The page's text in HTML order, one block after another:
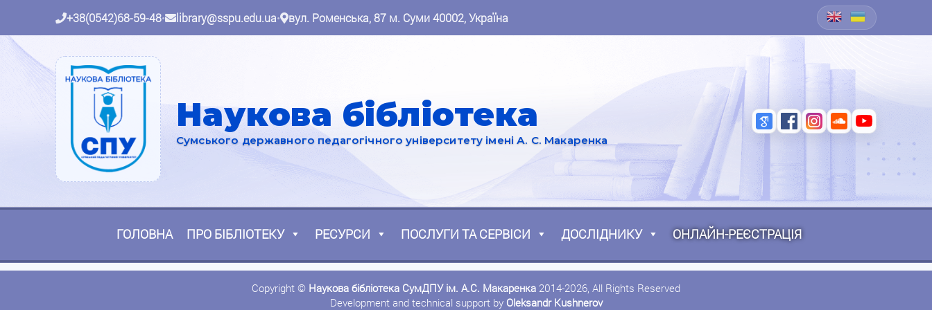
+38(0542)68-59-48• library@sspu.edu.ua• вул. Роменська, 87 м. Суми 40002, Україна
Наукова бібліотека
Сумського державного педагогічного університету імені А. С. Макаренка
ГОЛОВНА ПРО БІБЛІОТЕКУ РЕСУРСИ ПОСЛУГИ ТА СЕРВІСИ ДОСЛІДНИКУ ОНЛАЙН-РЕЄСТРАЦІЯ
Copyright © Наукова бібліотека СумДПУ ім. А.С. Макаренка 2014-2026, All Rights Reserved
Development and technical support by Oleksandr Kushnerov